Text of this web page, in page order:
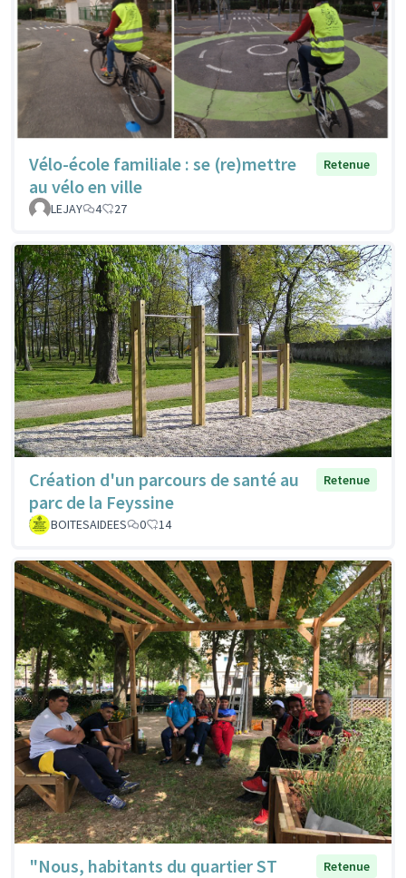
Vélo-école familiale : se (re)mettre
au vélo en ville
Retenue
LEJAY 4 27
Création d'un parcours de santé au
parc de la Feyssine
Retenue
BOITESAIDEES 0 14
"Nous, habitants du quartier ST
Retenue